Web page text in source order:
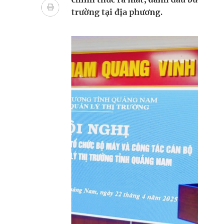
Tác Dụng Chống Kết Tập Tiểu Cầu Và
Xây dựng bản đồ mạng lưới cấp cứu
Dự báo thời tiết ngày 08/8/2026: Bắc
Đắk Lắk: Đẩy nhanh tiến độ khám sức
trường tại địa phương.